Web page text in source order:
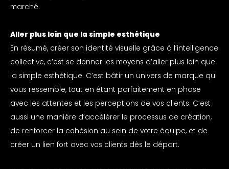
marché.
Aller plus loin que la simple esthétique
En résumé, créer son identité visuelle grâce à l’intelligence
collective, c’est se donner les moyens d’aller plus loin que
la simple esthétique. C’est bâtir un univers de marque qui
vous ressemble, tout en étant parfaitement en phase
avec les attentes et les perceptions de vos clients. C’est
aussi une manière d’accélérer le processus de création,
de renforcer la cohésion au sein de votre équipe, et de
créer un lien fort avec vos clients dès le départ.